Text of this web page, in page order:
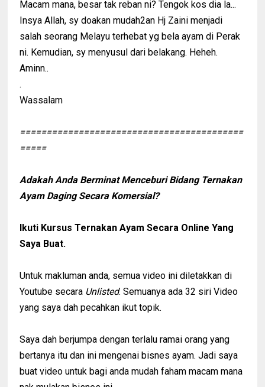
Macam mana, besar tak reban ni? Tengok kos dia la...
Insya Allah, sy doakan mudah2an Hj Zaini menjadi
salah seorang Melayu terhebat yg bela ayam di Perak
ni. Kemudian, sy menyusul dari belakang. Heheh.
Aminn..
.
Wassalam
==========================================
=====
Adakah Anda Berminat Menceburi Bidang Ternakan
Ayam Daging Secara Komersial?
Ikuti Kursus Ternakan Ayam Secara Online Yang
Saya Buat.
Untuk makluman anda, semua video ini diletakkan di
Youtube secara Unlisted. Semuanya ada 32 siri Video
yang saya dah pecahkan ikut topik.
Saya dah berjumpa dengan terlalu ramai orang yang
bertanya itu dan ini mengenai bisnes ayam. Jadi saya
buat video untuk bagi anda mudah faham macam mana